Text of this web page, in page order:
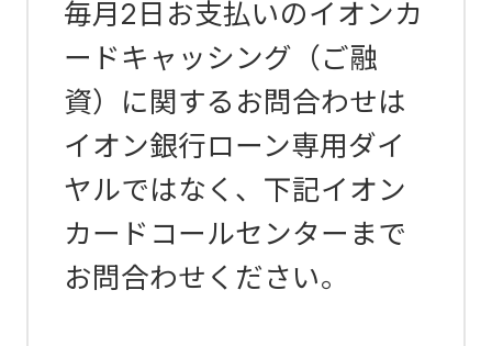
毎月2日お支払いのイオンカ
ードキャッシング（ご融
資）に関するお問合わせは
イオン銀行ローン専用ダイ
ヤルではなく、下記イオン
カードコールセンターまで
お問合わせください。